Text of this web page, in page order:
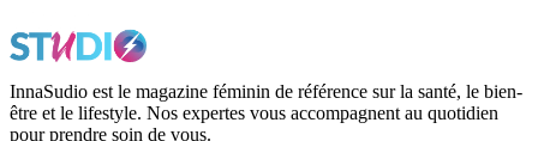
InnaSudio est le magazine féminin de référence sur la santé, le bien-
être et le lifestyle. Nos expertes vous accompagnent au quotidien
pour prendre soin de vous.